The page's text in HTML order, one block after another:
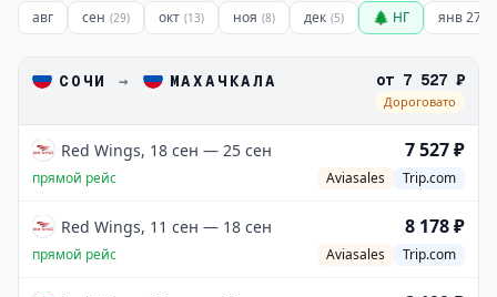
авг сен (29) окт (13) ноя (8) дек (5) 🌲 НГ янв 27
СОЧИ → МАХАЧКАЛА от 7 527 ₽
Дороговато
Red Wings, 18 сен — 25 сен 7 527 ₽
прямой рейс Aviasales Trip.com
Red Wings, 11 сен — 18 сен 8 178 ₽
прямой рейс Aviasales Trip.com